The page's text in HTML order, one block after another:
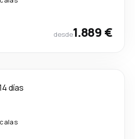
desde1.889 €
días